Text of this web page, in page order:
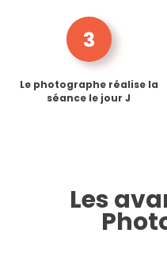
3
Le photographe réalise la
séance le jour J
Les